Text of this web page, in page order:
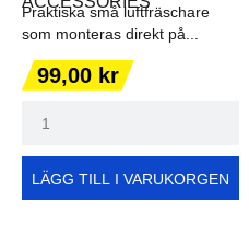
Praktiska små luftfräschare
som monteras direkt på...
Pris
99,00 kr
LÄGG TILL I VARUKORGEN